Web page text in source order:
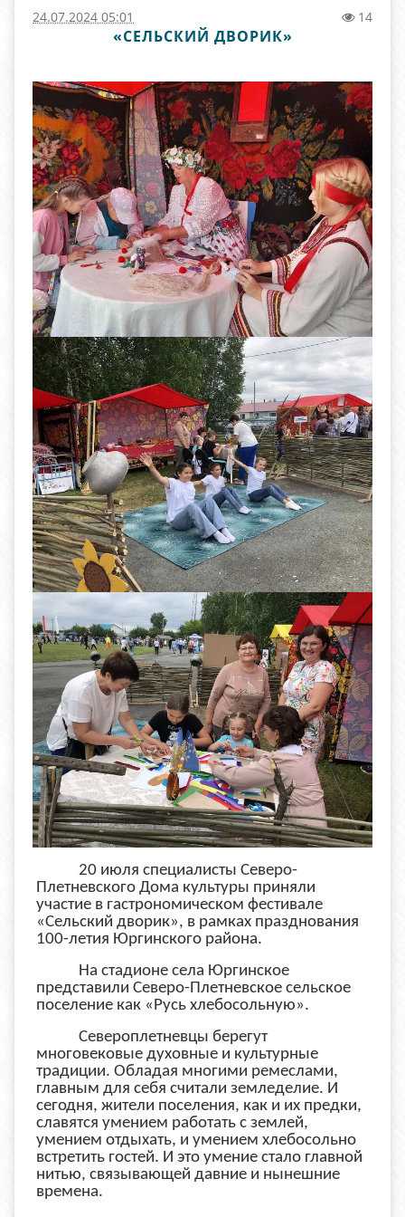
24.07.2024 05:01 14
«СЕЛЬСКИЙ ДВОРИК»
20 июля специалисты Северо-
Плетневского Дома культуры приняли
участие в гастрономическом фестивале
«Сельский дворик», в рамках празднования
100-летия Юргинского района.
На стадионе села Юргинское
представили Северо-Плетневское сельское
поселение как «Русь хлебосольную».
Североплетневцы берегут
многовековые духовные и культурные
традиции. Обладая многими ремеслами,
главным для себя считали земледелие. И
сегодня, жители поселения, как и их предки,
славятся умением работать с землей,
умением отдыхать, и умением хлебосольно
встретить гостей. И это умение стало главной
нитью, связывающей давние и нынешние
времена.